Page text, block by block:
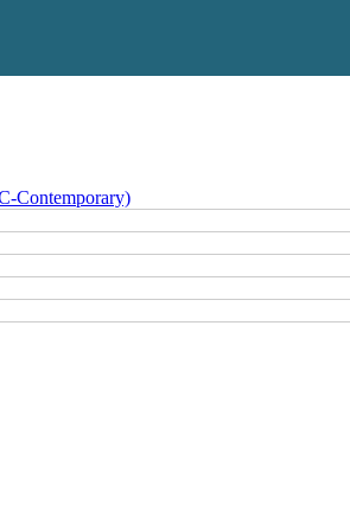
Contemporary)